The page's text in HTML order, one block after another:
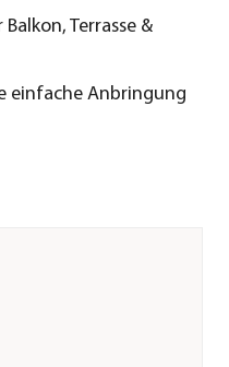
Terrasse &
einfache Anbringung